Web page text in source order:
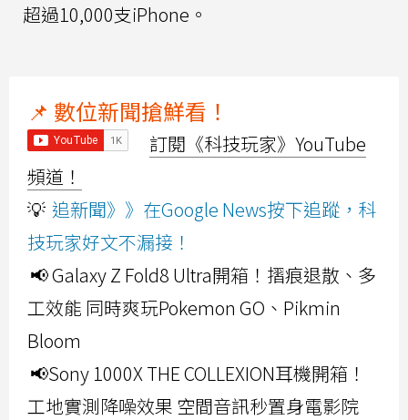
超過10,000支iPhone。
📌 數位新聞搶鮮看！
訂閱《科技玩家》YouTube
頻道！
💡 追新聞》》在Google News按下追蹤，科
技玩家好文不漏接！
📢 Galaxy Z Fold8 Ultra開箱！摺痕退散、多
工效能 同時爽玩Pokemon GO、Pikmin
Bloom
📢Sony 1000X THE COLLEXION耳機開箱！
工地實測降噪效果 空間音訊秒置身電影院